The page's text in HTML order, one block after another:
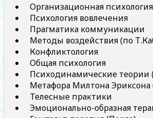
Организационная психология
Психология вовлечения
Прагматика коммуникации
Методы воздействия (по
Конфликтология
Общая психология
Психодинамические
Метафора Милтона Эриксона
Телесные практики
Эмоционально-образная